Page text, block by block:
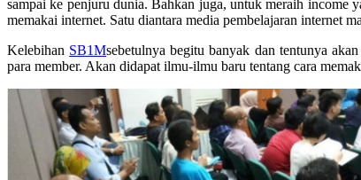
sampai ke penjuru dunia. Bahkan juga, untuk meraih income
memakai internet. Satu diantara media pembelajaran internet
Kelebihan SB1Msebetulnya begitu banyak dan tentunya
para member. Akan didapat ilmu-ilmu baru tentang cara